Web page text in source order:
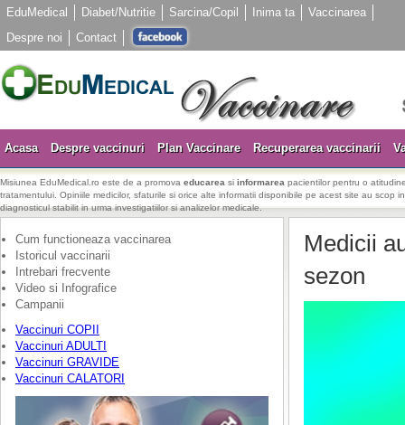
EduMedical Diabet/Nutritie Sarcina/Copil Inima ta
Vaccinarea
Despre noi
Contact
Acasa Despre vaccinuri Plan Vaccinare Recuperarea vaccinarii
Misiunea EduMedical.ro este de a promova educarea si informarea pacientilor pentru o
tratamentului. Opiniile medicilor, sfaturile si orice alte informatii disponibile pe acest site au scop
diagnosticul stabilit in urma investigatiilor si analizelor medicale.
Cum functioneaza vaccinarea
Istoricul vaccinarii
Intrebari frecvente
Video si Infografice
Campanii
Vaccinuri COPII
Vaccinuri ADULTI
Vaccinuri GRAVIDE
Vaccinuri CALATORI
Medicii
sezon